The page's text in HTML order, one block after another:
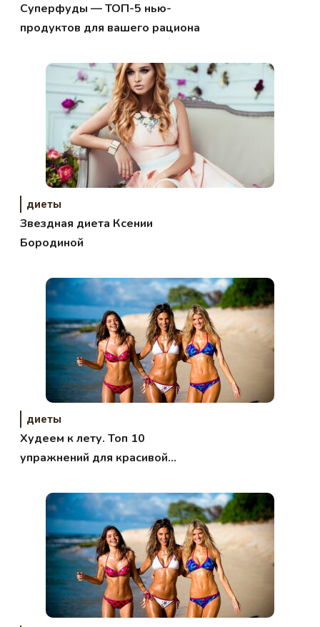
Суперфуды — ТОП-5 нью-
продуктов для вашего рациона
диеты
Звездная диета Ксении
Бородиной
диеты
Худеем к лету. Топ 10
упражнений для красивой